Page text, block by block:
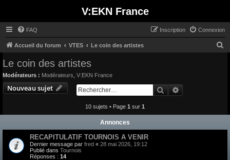
V:EKN France
FAQ Connexion
Inscription
Accueil du forum VTES Le coin des artistes
h
Le coin des artistes
Modérateurs : Modérateurs V:EKN France
Nouveau sujet Rechercher
10 sujets • Page 1 sur 1
Annonces
RECAPITULATIF TOURNOIS A VENIR
Dernier message par fred « 28 mai 2026, 19:12
Publié dans Tournois
Réponses : 14